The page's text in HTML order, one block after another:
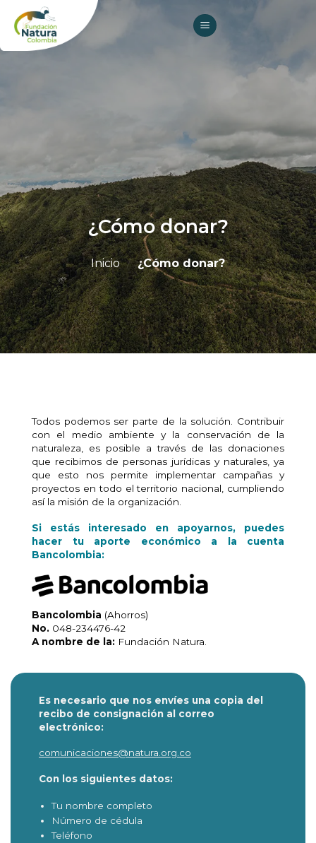
content
¿Cómo donar?
Inicio / ¿Cómo donar?
Todos podemos ser parte de la solución. Contribuir
con el medio ambiente y la conservación de la
naturaleza, es posible a través de las donaciones
que recibimos de personas jurídicas y naturales, ya
que esto nos permite implementar campañas y
proyectos en todo el territorio nacional, cumpliendo
así la misión de la organización.
Si estás interesado en apoyarnos, puedes
hacer tu aporte económico a la cuenta
Bancolombia:
Bancolombia (Ahorros)
No. 048-234476-42
A nombre de la: Fundación Natura.
Es necesario que nos envíes una copia del
recibo de consignación al correo
electrónico:
comunicaciones@natura.org.co
Con los siguientes datos:
Tu nombre completo
Número de cédula
Teléfono